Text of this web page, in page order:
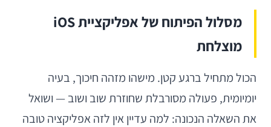
מסלול הפיתוח של אפליקציית iOS
מוצלחת
הכול מתחיל ברגע קטן. מישהו מזהה חיכוך, בעיה
יומיומית, פעולה מסורבלת שחוזרת שוב ושוב — ושואל
את השאלה הנכונה: למה עדיין אין לזה אפליקציה טובה